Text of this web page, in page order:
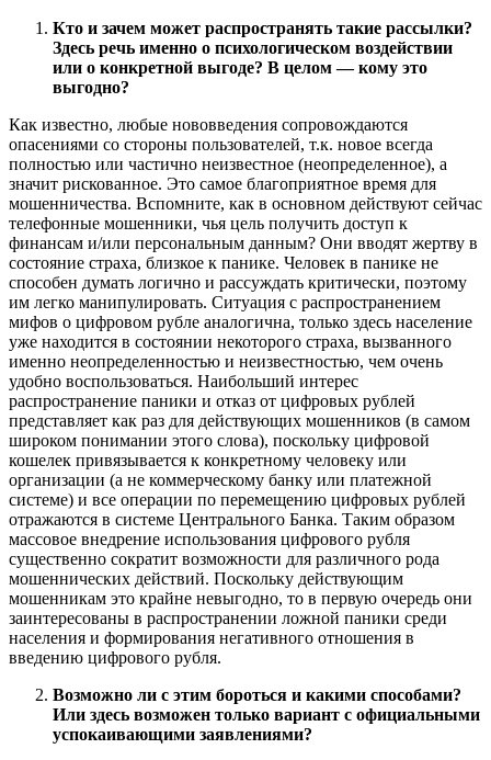
Кто и зачем может распространять такие рассылки?
Здесь речь именно о психологическом воздействии
или о конкретной выгоде? В целом — кому это
выгодно?
Как известно, любые нововведения сопровождаются
опасениями со стороны пользователей, т.к. новое всегда
полностью или частично неизвестное (неопределенное), а
значит рискованное. Это самое благоприятное время для
мошенничества. Вспомните, как в основном действуют сейчас
телефонные мошенники, чья цель получить доступ к
финансам и/или персональным данным? Они вводят жертву в
состояние страха, близкое к панике. Человек в панике не
способен думать логично и рассуждать критически, поэтому
им легко манипулировать. Ситуация с распространением
мифов о цифровом рубле аналогична, только здесь население
уже находится в состоянии некоторого страха, вызванного
именно неопределенностью и неизвестностью, чем очень
удобно воспользоваться. Наибольший интерес
распространение паники и отказ от цифровых рублей
представляет как раз для действующих мошенников (в самом
широком понимании этого слова), поскольку цифровой
кошелек привязывается к конкретному человеку или
организации (а не коммерческому банку или платежной
системе) и все операции по перемещению цифровых рублей
отражаются в системе Центрального Банка. Таким образом
массовое внедрение использования цифрового рубля
существенно сократит возможности для различного рода
мошеннических действий. Поскольку действующим
мошенникам это крайне невыгодно, то в первую очередь они
заинтересованы в распространении ложной паники среди
населения и формирования негативного отношения в
введению цифрового рубля.
Возможно ли с этим бороться и какими способами?
Или здесь возможен только вариант с официальными
успокаивающими заявлениями?